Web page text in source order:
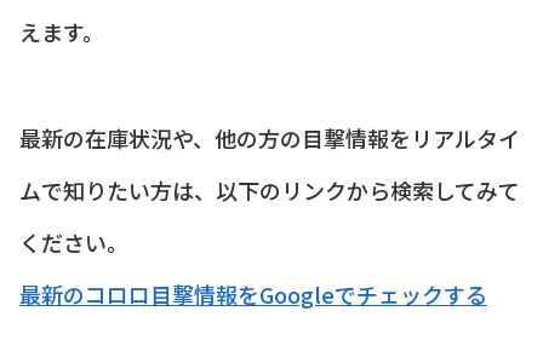
えます。
最新の在庫状況や、他の方の目撃情報をリアルタイ
ムで知りたい方は、以下のリンクから検索してみて
ください。
最新のコロロ目撃情報をGoogleでチェックする